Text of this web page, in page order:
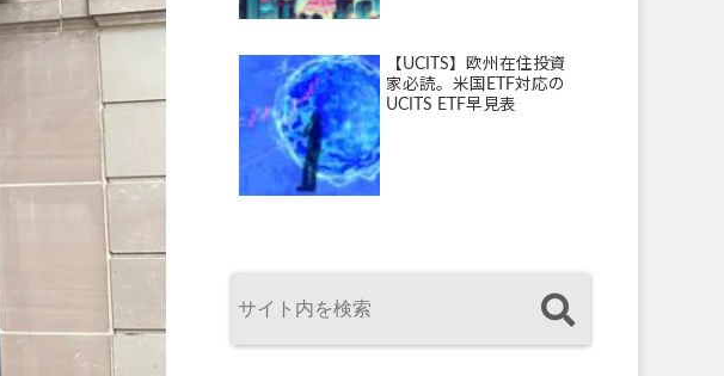
【UCITS】欧州在住投資
家必読。米国ETF対応の
UCITS ETF早見表